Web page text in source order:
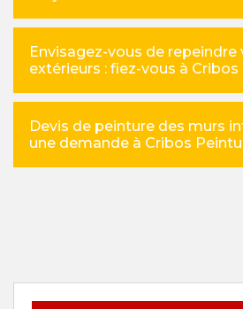
Envisagez-vous de repeindre
extérieurs : fiez-vous à
Devis de peinture des murs
une demande à Cribos